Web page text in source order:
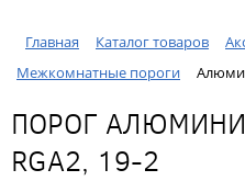
Главная Каталог товаров
Межкомнатные пороги
ПОРОГ
RGA2, 19-2